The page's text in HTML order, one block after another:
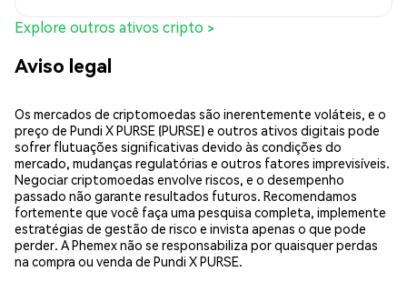
Explore outros ativos cripto >
Aviso legal
Os mercados de criptomoedas são inerentemente voláteis, e o
preço de Pundi X PURSE (PURSE) e outros ativos digitais pode
sofrer flutuações significativas devido às condições do
mercado, mudanças regulatórias e outros fatores imprevisíveis.
Negociar criptomoedas envolve riscos, e o desempenho
passado não garante resultados futuros. Recomendamos
fortemente que você faça uma pesquisa completa, implemente
estratégias de gestão de risco e invista apenas o que pode
perder. A Phemex não se responsabiliza por quaisquer perdas
na compra ou venda de Pundi X PURSE.